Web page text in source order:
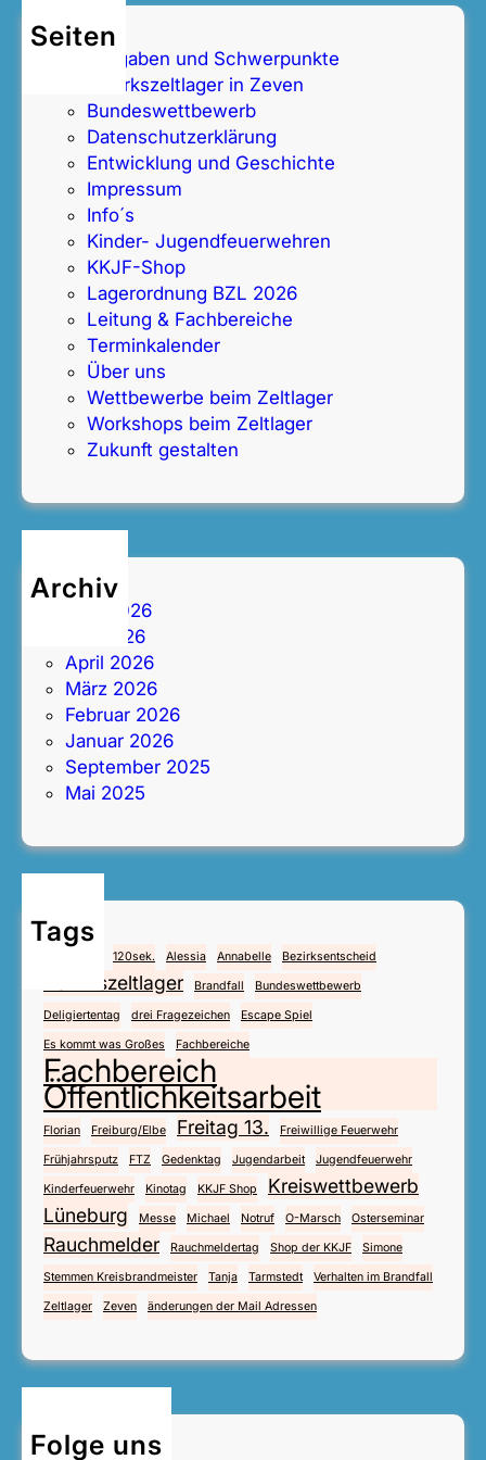
Seiten
Aufgaben und Schwerpunkte
Bezirkszeltlager in Zeven
Bundeswettbewerb
Datenschutz­erklärung
Entwicklung und Geschichte
Impressum
Info´s
Kinder- Jugendfeuerwehren
KKJF-Shop
Lagerordnung BZL 2026
Leitung & Fachbereiche
Terminkalender
Über uns
Wettbewerbe beim Zeltlager
Workshops beim Zeltlager
Zukunft gestalten
Archiv
Juni 2026
Mai 2026
April 2026
März 2026
Februar 2026
Januar 2026
September 2025
Mai 2025
Tags
120sek. Alessia Annabelle Bezirksentscheid
Bezirkszeltlager Brandfall Bundeswettbewerb
Deligiertentag drei Fragezeichen Escape Spiel
Es kommt was Großes Fachbereiche
Fachbereich
Öffentlichkeitsarbeit
Florian Freiburg/Elbe Freitag 13. Freiwillige Feuerwehr
Frühjahrsputz FTZ Gedenktag Jugendarbeit Jugendfeuerwehr
Kinderfeuerwehr Kinotag KKJF Shop
Kreiswettbewerb
Lüneburg
Messe Michael Notruf O-Marsch Osterseminar
Rauchmelder Rauchmeldertag Shop der KKJF Simone
Stemmen Kreisbrandmeister Tanja Tarmstedt Verhalten im Brandfall
Zeltlager Zeven änderungen der Mail Adressen
Folge uns